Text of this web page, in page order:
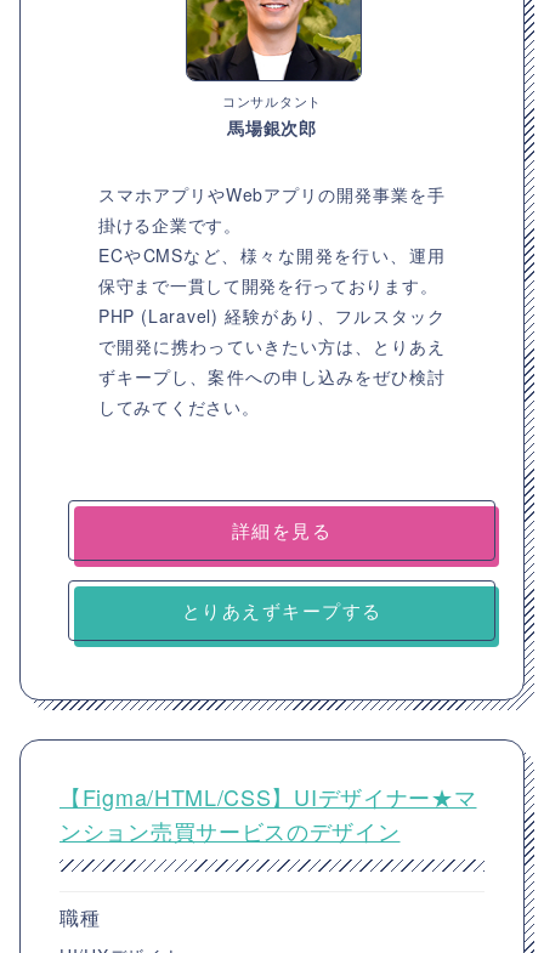
コンサルタント
馬場銀次郎
スマホアプリやWebアプリの開発事業を手
掛ける企業です。
ECやCMSなど、様々な開発を行い、運用
保守まで一貫して開発を行っております。
PHP (Laravel) 経験があり、フルスタック
で開発に携わっていきたい方は、とりあえ
ずキープし、案件への申し込みをぜひ検討
してみてください。
詳細を見る
とりあえずキープする
【Figma/HTML/CSS】UIデザイナー★マ
ンション売買サービスのデザイン
職種